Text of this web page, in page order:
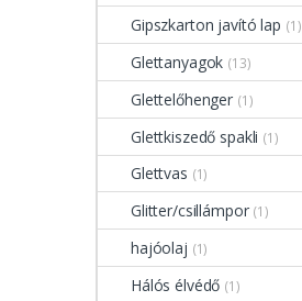
Gipszkarton javító lap (1)
Glettanyagok (13)
Glettelőhenger (1)
Glettkiszedő spakli (1)
Glettvas (1)
Glitter/csillámpor (1)
hajóolaj (1)
Hálós élvédő (1)